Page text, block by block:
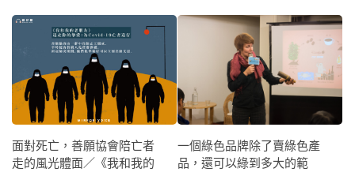
面對死亡，善願協會陪亡者
走的風光體面／《我和我的
一個綠色品牌除了賣綠色產
品，還可以綠到多大的範